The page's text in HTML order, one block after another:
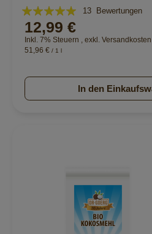
Bewertung:
100%
13 Bewertungen
12,99 €
Inkl. 7% Steuern , exkl. Versandkosten
51,96 € / 1 l
In den